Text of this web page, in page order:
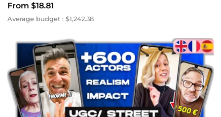
From $18.81
Average budget : $1,242.38